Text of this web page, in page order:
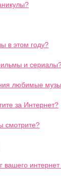
в этом году?
и
любимые
за Интернет?
смотрите?